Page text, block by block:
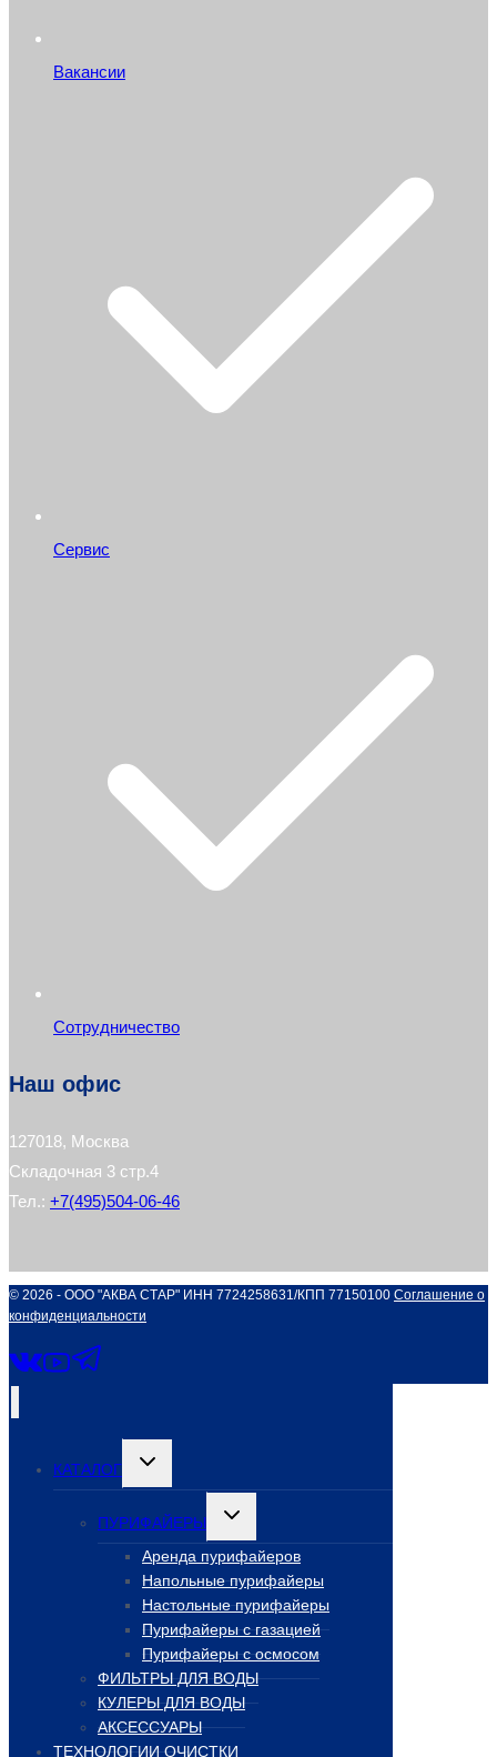
Вакансии
Сервис
Сотрудничество
Наш офис
127018, Москва
Складочная 3 стр.4
Тел.: +7(495)504-06-46
© 2026 - ООО "АКВА СТАР" ИНН 7724258631/КПП 77150100 Соглашение о
конфиденциальности
КАТАЛОГ
Переключить
меню
ПУРИФАЙЕРЫ
Переключить
меню
Аренда пурифайеров
Напольные пурифайеры
Настольные пурифайеры
Пурифайеры с газацией
Пурифайеры с осмосом
ФИЛЬТРЫ ДЛЯ ВОДЫ
КУЛЕРЫ ДЛЯ ВОДЫ
АКСЕССУАРЫ
ТЕХНОЛОГИИ ОЧИСТКИ